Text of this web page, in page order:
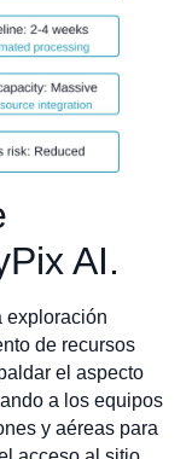
AI.
exploración
de recursos
el aspecto
a los equipos
y aéreas para